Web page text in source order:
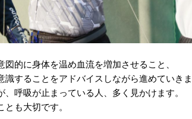
図的に身体を温め血流を増加させること、
識することをアドバイスしながら進めていき
、呼吸が止まっている人、多く見かけます。
も大切です。